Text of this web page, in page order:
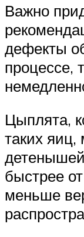
Важно
дефекты
процессе,
Цыплята,
таких яиц,
быстрее
меньше